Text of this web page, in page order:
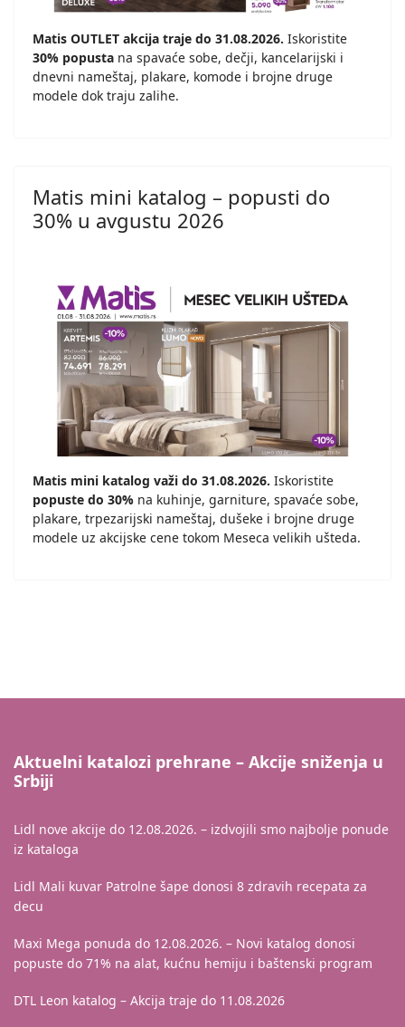
Matis OUTLET akcija traje do 31.08.2026. Iskoristite
30% popusta na spavaće sobe, dečji, kancelarijski i
dnevni nameštaj, plakare, komode i brojne druge
modele dok traju zalihe.
Matis mini katalog – popusti do
30% u avgustu 2026
Matis mini katalog važi do 31.08.2026. Iskoristite
popuste do 30% na kuhinje, garniture, spavaće sobe,
plakare, trpezarijski nameštaj, dušeke i brojne druge
modele uz akcijske cene tokom Meseca velikih ušteda.
Aktuelni katalozi prehrane – Akcije sniženja u
Srbiji
Lidl nove akcije do 12.08.2026. – izdvojili smo najbolje ponude
iz kataloga
Lidl Mali kuvar Patrolne šape donosi 8 zdravih recepata za
decu
Maxi Mega ponuda do 12.08.2026. – Novi katalog donosi
popuste do 71% na alat, kućnu hemiju i baštenski program
DTL Leon katalog – Akcija traje do 11.08.2026